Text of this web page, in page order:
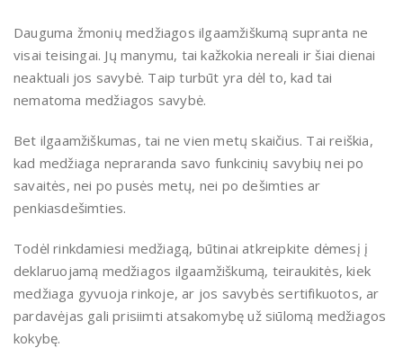
Dauguma žmonių medžiagos ilgaamžiškumą supranta ne
visai teisingai. Jų manymu, tai kažkokia nereali ir šiai dienai
neaktuali jos savybė. Taip turbūt yra dėl to, kad tai
nematoma medžiagos savybė.
Bet ilgaamžiškumas, tai ne vien metų skaičius. Tai reiškia,
kad medžiaga nepraranda savo funkcinių savybių nei po
savaitės, nei po pusės metų, nei po dešimties ar
penkiasdešimties.
Todėl rinkdamiesi medžiagą, būtinai atkreipkite dėmesį į
deklaruojamą medžiagos ilgaamžiškumą, teiraukitės, kiek
medžiaga gyvuoja rinkoje, ar jos savybės sertifikuotos, ar
pardavėjas gali prisiimti atsakomybę už siūlomą medžiagos
kokybę.